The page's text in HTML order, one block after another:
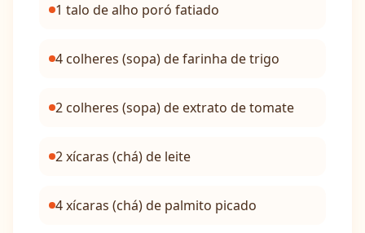
1 talo de alho poró fatiado
4 colheres (sopa) de farinha de trigo
2 colheres (sopa) de extrato de tomate
2 xícaras (chá) de leite
4 xícaras (chá) de palmito picado